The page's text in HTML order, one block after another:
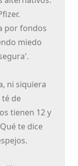
por fondos
miedo
ni siquiera
de
tienen 12 y
te dice